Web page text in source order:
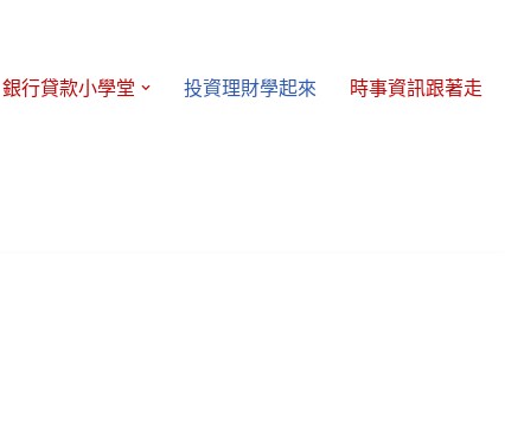
銀行貸款小學堂 投資理財學起來 時事資訊跟著走